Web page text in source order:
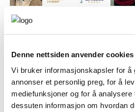
Denne nettsiden anvender cookies
Vi bruker informasjonskapsler for å
annonser et personlig preg, for å
mediefunksjoner og for å
dessuten informasjon om hvordan